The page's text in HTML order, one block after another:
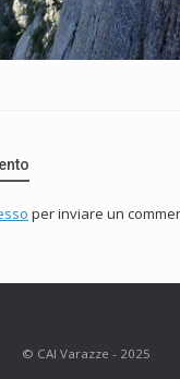
per inviare un
© CAI Varazze - 2025